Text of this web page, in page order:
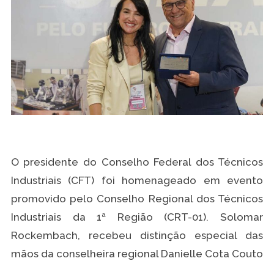
O presidente do Conselho Federal dos Técnicos
Industriais (CFT) foi homenageado em evento
promovido pelo Conselho Regional dos Técnicos
Industriais da 1ª Região (CRT-01). Solomar
Rockembach, recebeu distinção especial das
mãos da conselheira regional Danielle Cota Couto